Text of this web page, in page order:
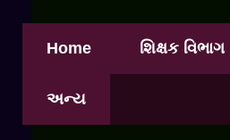
Home શિક્ષક વિભાગ
અન્ય